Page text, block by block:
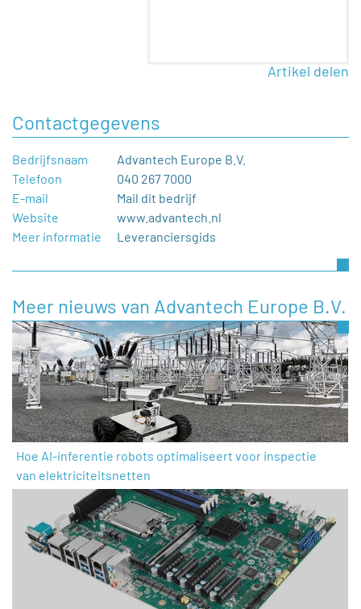
Artikel delen
Contactgegevens
Bedrijfsnaam
Advantech Europe B.V.
Telefoon
040 267 7000
E-mail
Mail dit bedrijf
Website
www.advantech.nl
Meer informatie
Leveranciersgids
Meer nieuws van Advantech Europe B.V.
Hoe AI-inferentie robots optimaliseert voor inspectie
van elektriciteitsnetten